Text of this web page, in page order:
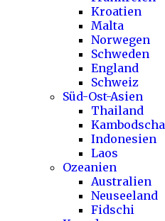
Kroatien
Malta
Norwegen
Schweden
England
Schweiz
Süd-Ost-Asien
Thailand
Kambodscha
Indonesien
Laos
Ozeanien
Australien
Neuseeland
Fidschi